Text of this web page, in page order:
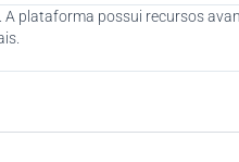
plataforma possui recursos